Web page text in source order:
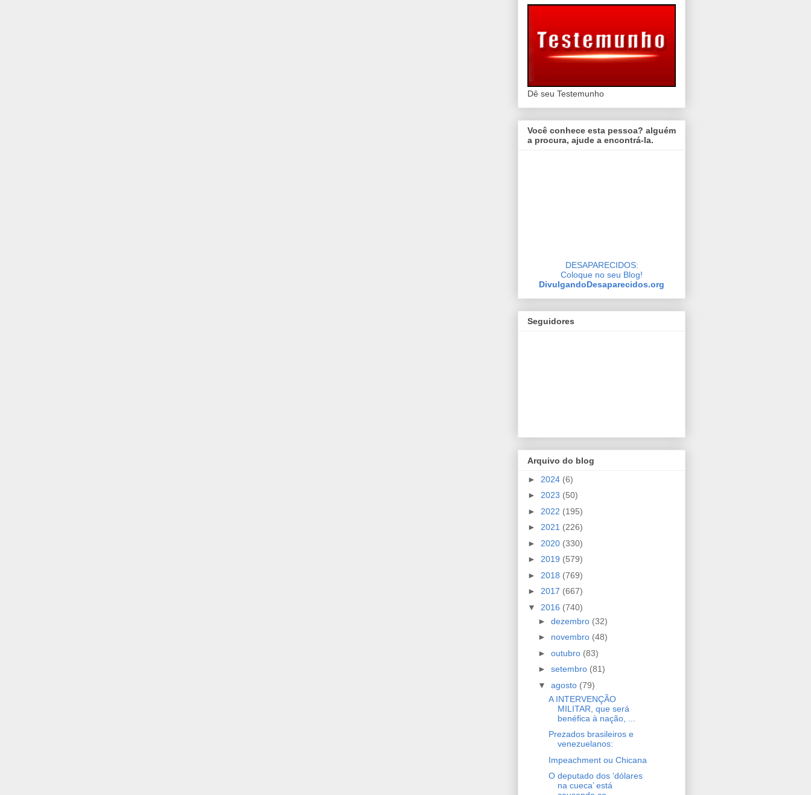
Dê seu Testemunho
Você conhece esta pessoa? alguém
a procura, ajude a encontrá-la.
DESAPARECIDOS:
Coloque no seu Blog!
DivulgandoDesaparecidos.org
Seguidores
Arquivo do blog
► 2024 (6)
► 2023 (50)
► 2022 (195)
► 2021 (226)
► 2020 (330)
► 2019 (579)
► 2018 (769)
► 2017 (667)
▼ 2016 (740)
► dezembro (32)
► novembro (48)
► outubro (83)
► setembro (81)
▼ agosto (79)
A INTERVENÇÃO
MILITAR, que será
benéfica à nação, ...
Prezados brasileiros e
venezuelanos:
Impeachment ou Chicana
O deputado dos ‘dólares
na cueca’ está